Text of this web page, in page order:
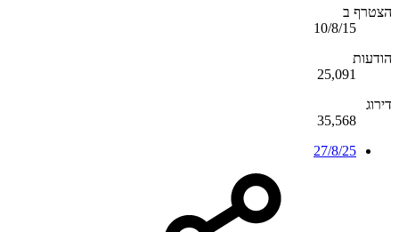
הצטרף ב
10/8/15
הודעות
25,091
דירוג
35,568
27/8/25